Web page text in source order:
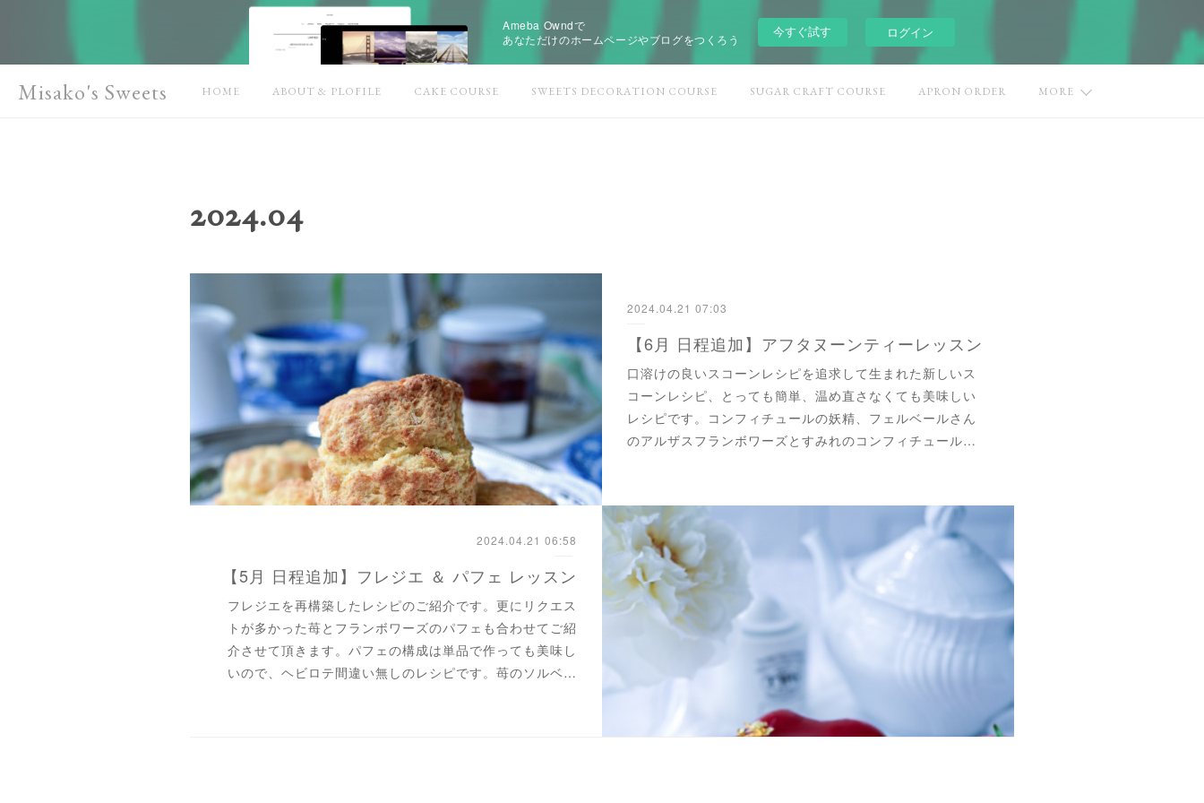
Ameba Owndで
あなただけのホームページやブログをつくろう
今すぐ試す ログイン
Misako's Sweets HOME ABOUT & PLOFILE CAKE COURSE SWEETS DECORATION COURSE SUGAR CRAFT COURSE APRON ORDER MORE
2024.04
2024.04.21 07:03
【6月 日程追加】アフタヌーンティーレッスン
口溶けの良いスコーンレシピを追求して生まれた新しいス
コーンレシピ、とっても簡単、温め直さなくても美味しい
レシピです。コンフィチュールの妖精、フェルベールさん
のアルザスフランボワーズとすみれのコンフィチュール…
2024.04.21 06:58
【5月 日程追加】フレジエ ＆ パフェ レッスン
フレジエを再構築したレシピのご紹介です。更にリクエス
トが多かった苺とフランボワーズのパフェも合わせてご紹
介させて頂きます。パフェの構成は単品で作っても美味し
いので、ヘビロテ間違い無しのレシピです。苺のソルベ…